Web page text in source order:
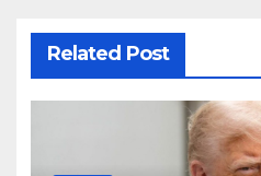
Related Post